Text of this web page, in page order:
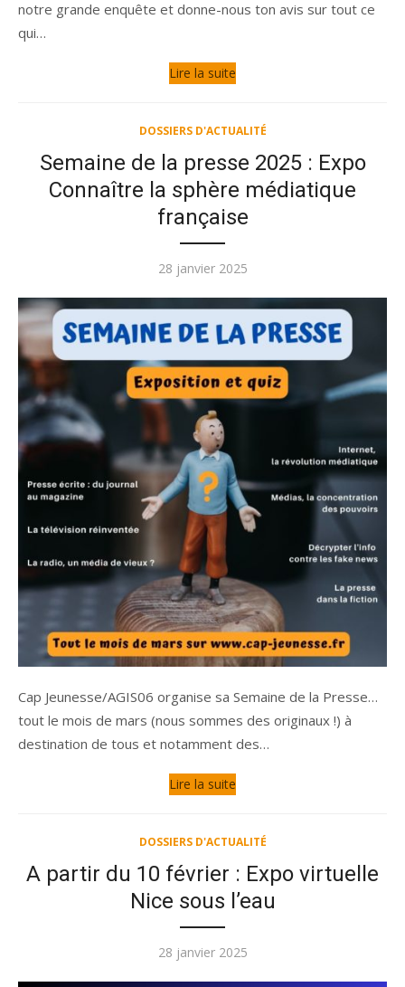
notre grande enquête et donne-nous ton avis sur tout ce
qui…
Lire la suite
DOSSIERS D'ACTUALITÉ
Semaine de la presse 2025 : Expo
Connaître la sphère médiatique
française
Publié
28 janvier 2025
Cap Jeunesse/AGIS06 organise sa Semaine de la Presse…
tout le mois de mars (nous sommes des originaux !) à
destination de tous et notamment des…
Lire la suite
DOSSIERS D'ACTUALITÉ
A partir du 10 février : Expo virtuelle
Nice sous l’eau
Publié
28 janvier 2025